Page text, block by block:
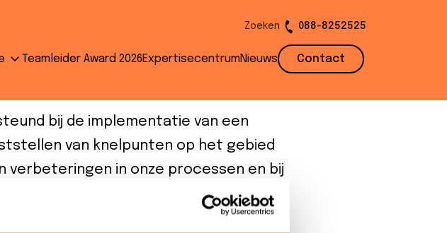
Zoeken 088-8252525
Teamleider Award 2026ExpertisecentrumNieuws Contact
marketing –
bij de implementatie van een
van knelpunten op het gebied
verbeteringen in onze processen en bij
te verbeteren. Groot voordeel is de
het blijft niet bij het produceren van